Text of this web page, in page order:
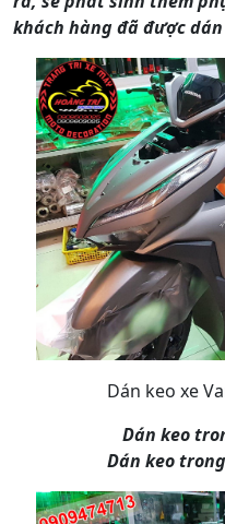
khách hàng đã được
Dán keo xe
Dán keo
Dán keo